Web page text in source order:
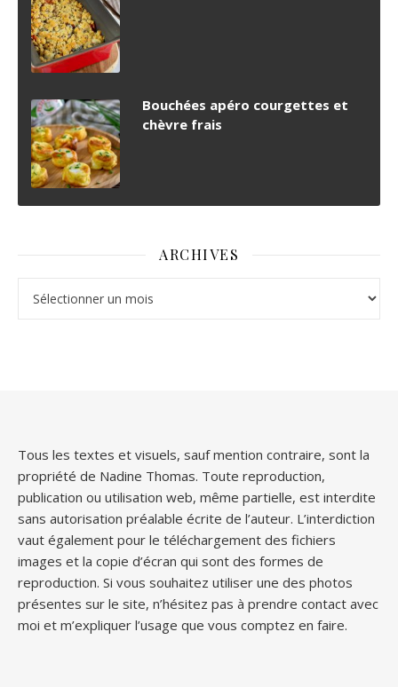
Bouchées apéro courgettes et
chèvre frais
ARCHIVES
Tous les textes et visuels, sauf mention contraire, sont la
propriété de Nadine Thomas. Toute reproduction,
publication ou utilisation web, même partielle, est interdite
sans autorisation préalable écrite de l’auteur. L’interdiction
vaut également pour le téléchargement des fichiers
images et la copie d’écran qui sont des formes de
reproduction. Si vous souhaitez utiliser une des photos
présentes sur le site, n’hésitez pas à prendre contact avec
moi et m’expliquer l’usage que vous comptez en faire.